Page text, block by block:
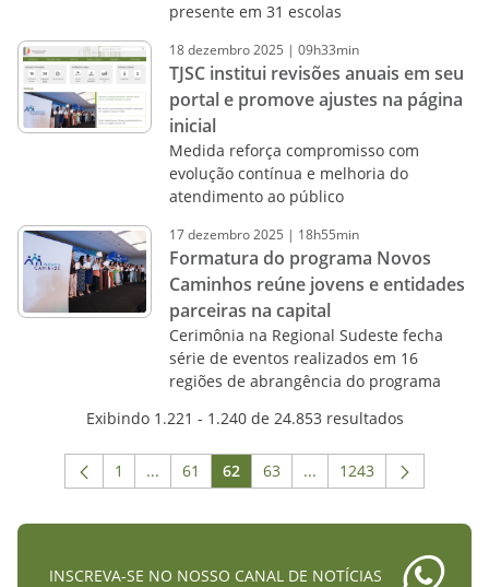
presente em 31 escolas
18dezembro2025 | 09h33min
TJSC institui revisões anuais em seu
portal e promove ajustes na página
inicial
Medida reforça compromisso com
evolução contínua e melhoria do
atendimento ao público
17dezembro2025 | 18h55min
Formatura do programa Novos
Caminhos reúne jovens e entidades
parceiras na capital
Cerimônia na Regional Sudeste fecha
série de eventos realizados em 16
regiões de abrangência do programa
Exibindo 1.221 - 1.240 de 24.853 resultados
Página
1 ...Páginas intermediárias Usar ABA para
Página
61 Página
62 Página
63 ...Páginas intermediárias
Página
1243
INSCREVA-SE NO NOSSO CANAL DE NOTÍCIAS